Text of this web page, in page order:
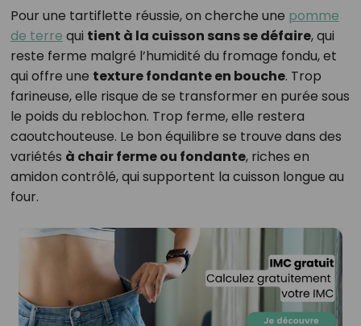
Pour une tartiflette réussie, on cherche une pomme
de terre qui tient à la cuisson sans se défaire, qui
reste ferme malgré l’humidité du fromage fondu, et
qui offre une texture fondante en bouche. Trop
farineuse, elle risque de se transformer en purée sous
le poids du reblochon. Trop ferme, elle restera
caoutchouteuse. Le bon équilibre se trouve dans des
variétés à chair ferme ou fondante, riches en
amidon contrôlé, qui supportent la cuisson longue au
four.